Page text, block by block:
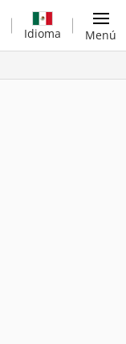
Idioma Menú